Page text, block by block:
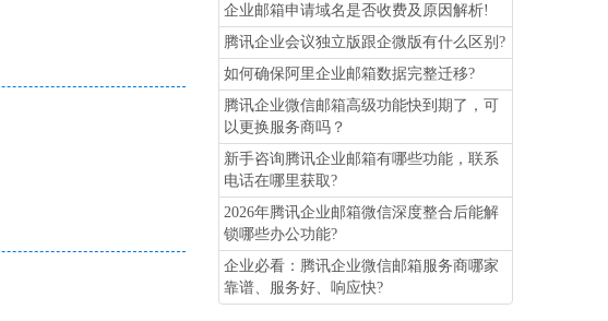
企业邮箱申请域名是否收费及原因解析!
腾讯企业会议独立版跟企微版有什么区别?
如何确保阿里企业邮箱数据完整迁移?
腾讯企业微信邮箱高级功能‌快到期了，可
以更换服务商吗？
新手咨询腾讯企业邮箱有哪些功能，联系
电话在哪里获取?
2026年腾讯企业邮箱微信深度整合后能解
锁哪些办公功能?
企业必看：腾讯企业微信邮箱服务商哪家
靠谱、服务好、响应快?